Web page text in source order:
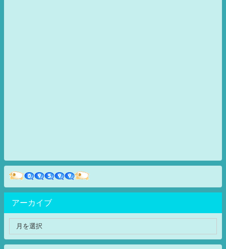
アーカイブ